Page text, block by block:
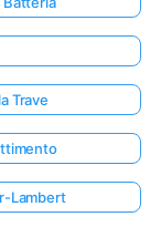
Trave
Lambert